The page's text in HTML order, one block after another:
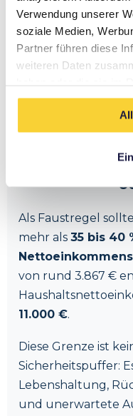
Verwendung unserer
soziale Medien,
Partner führen diese
weiteren Daten
gesammelt haben.
und spart einen
Deine tatsächliche
Eigenkapital und
unverbindlich
Welches
Als Faustregel
mehr als 35 bis 40
Nettoeinkommens
von rund 3.867 €
11.000 €.
Diese Grenze ist
Sicherheitspuffer:
Lebenshaltung,
und unerwartete